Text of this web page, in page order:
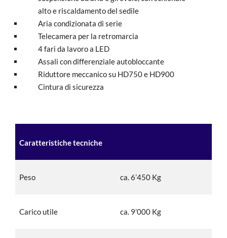
alto e riscaldamento del sedile
Aria condizionata di serie
Telecamera per la retromarcia
4fari da lavoro a LED
Assali con differenziale autobloccante
Riduttore meccanico su HD750 e HD900
Cintura di sicurezza
Caratteristiche tecniche
Peso ca. 6’450 Kg
Carico utile ca. 9’000 Kg